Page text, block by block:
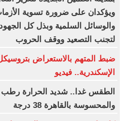
ويؤكدان على ضرورة تسوية
والوسائل السلمية وبذل كل
لتجنب التصعيد ووقف الحروب
ضبط المتهم بالاستعراض
الإسكندرية.. فيديو
الطقس غدا.. شديد الحرارة رطب
والمحسوسة بالقاهرة 38 درجة